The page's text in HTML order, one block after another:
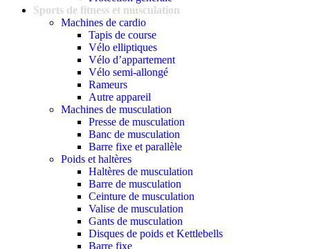
Sports de fitness et musculation
Machines de cardio
Tapis de course
Vélo elliptiques
Vélo d’appartement
Vélo semi-allongé
Rameurs
Autre appareil
Machines de musculation
Presse de musculation
Banc de musculation
Barre fixe et parallèle
Poids et haltères
Haltères de musculation
Barre de musculation
Ceinture de musculation
Valise de musculation
Gants de musculation
Disques de poids et Kettlebells
Barre fixe